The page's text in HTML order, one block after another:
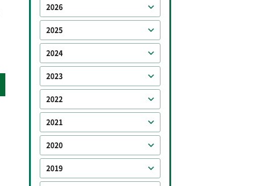
2026
2025
2024
2023
2022
2021
2020
2019